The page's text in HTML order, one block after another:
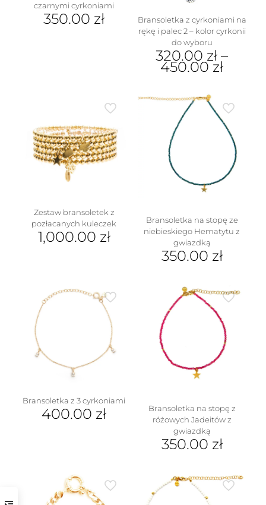
czarnymi cyrkoniami
350.00 zł
Bransoletka z cyrkoniami na
rękę i palec 2 – kolor cyrkonii
do wyboru
320.00 zł –
450.00 zł
produkt
ma
wariantów.
stronie
produktu
Zestaw bransoletek z
pozłacanych kuleczek
1,000.00 zł
Bransoletka na stopę ze
niebieskiego Hematytu z
gwiazdką
350.00 zł
Bransoletka z 3 cyrkoniami
400.00 zł
Bransoletka na stopę z
różowych Jadeitów z
gwiazdką
350.00 zł